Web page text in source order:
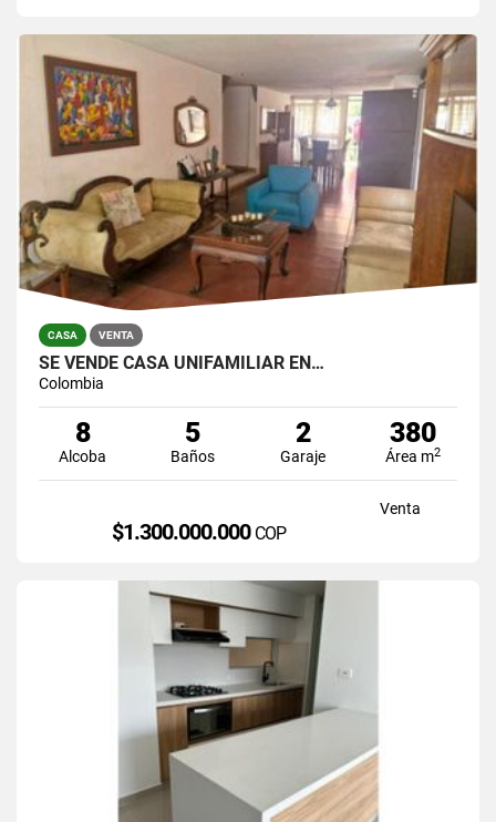
CASA VENTA
SE VENDE CASA UNIFAMILIAR EN…
Colombia
8
Alcoba
5
Baños
2
Garaje
380
Área m2
Venta
$1.300.000.000 COP